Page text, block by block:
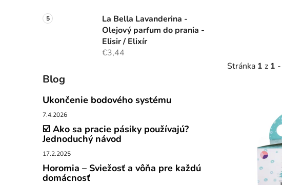
La Bella Lavanderina -
Olejový parfum do prania -
Elisir / Elixír
€3,44
Blog
Ukončenie bodového systému
7.4.2026
☑️ Ako sa pracie pásiky používajú?
Jednoduchý návod
17.2.2025
Horomia – Sviežosť a vôňa pre každú
domácnosť
Stránka 1 z 1 -